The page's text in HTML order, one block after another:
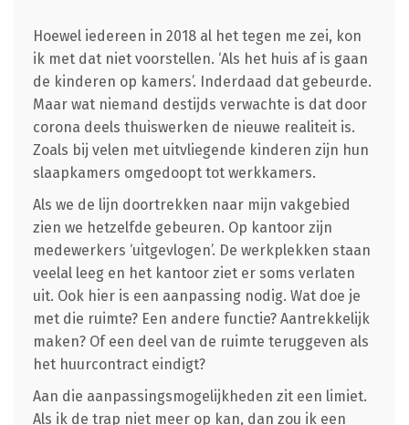
Hoewel iedereen in 2018 al het tegen me zei, kon
ik met dat niet voorstellen. ‘Als het huis af is gaan
de kinderen op kamers’. Inderdaad dat gebeurde.
Maar wat niemand destijds verwachte is dat door
corona deels thuiswerken de nieuwe realiteit is.
Zoals bij velen met uitvliegende kinderen zijn hun
slaapkamers omgedoopt tot werkkamers.
Als we de lijn doortrekken naar mijn vakgebied
zien we hetzelfde gebeuren. Op kantoor zijn
medewerkers ‘uitgevlogen’. De werkplekken staan
veelal leeg en het kantoor ziet er soms verlaten
uit. Ook hier is een aanpassing nodig. Wat doe je
met die ruimte? Een andere functie? Aantrekkelijk
maken? Of een deel van de ruimte teruggeven als
het huurcontract eindigt?
Aan die aanpassingsmogelijkheden zit een limiet.
Als ik de trap niet meer op kan, dan zou ik een